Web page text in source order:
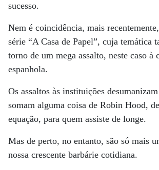
sucesso.
Nem é coincidência, mais
série “A Casa de Papel”, cuja temática
torno de um mega assalto, neste caso à
espanhola.
Os assaltos às instituições
somam alguma coisa de Robin Hood,
equação, para quem assiste de longe.
Mas de perto, no entanto, são só mais
nossa crescente barbárie cotidiana.